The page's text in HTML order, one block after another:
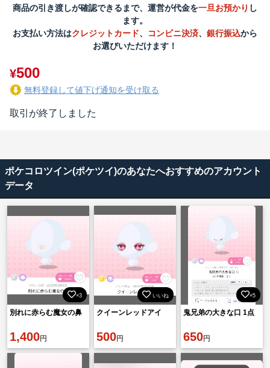
商品の引き渡しが確認できるまで、運営が代金を一旦お預かり し
ます。
お支払い方法はクレジットカード、 コンビニ決済、 銀行振込から
お選びいただけます！
¥500
無料登録して値下げ通知を受け取る
取引が終了しました
ポケコロツイン(ポケツイ)のあなたへおすすめのアカウント
データ
×3
別れに赤らむ魔女の鼻
1,400円
いいね
クイーンレッドアイ
500円
×5
鬼兄弟の大きな口 1点
650円